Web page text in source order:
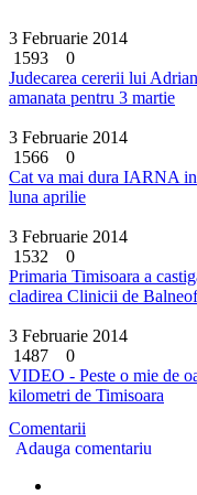
3 Februarie 2014
1593
0
Judecarea cererii lui
amanata pentru 3 martie
3 Februarie 2014
1566
0
Cat va mai dura IARNA
luna aprilie
3 Februarie 2014
1532
0
Primaria Timisoara a
cladirea Clinicii de
3 Februarie 2014
1487
0
VIDEO - Peste o mie de
kilometri de Timisoara
Comentarii
Adauga comentariu